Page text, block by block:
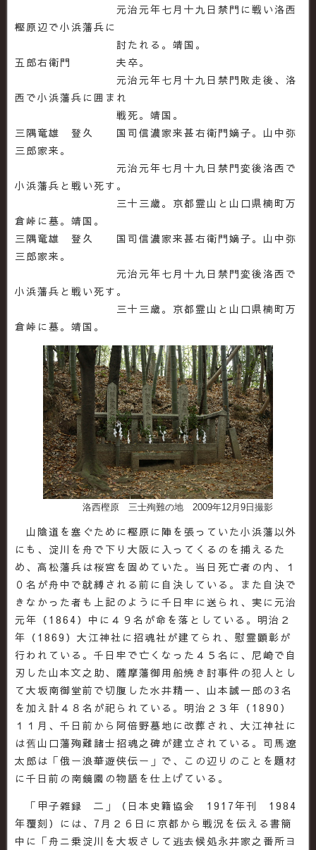
元治元年七月十九日禁門に戦い洛西
樫原辺で小浜藩兵に
討たれる。靖国。
五郎右衛門 夫卒。
元治元年七月十九日禁門敗走後、洛
西で小浜藩兵に囲まれ
戦死。靖国。
三隅竜雄 登久 国司信濃家来甚右衛門嫡子。山中弥
三郎家来。
元治元年七月十九日禁門変後洛西で
小浜藩兵と戦い死す。
三十三歳。京都霊山と山口県楠町万
倉峠に墓。靖国。
三隅竜雄 登久 国司信濃家来甚右衛門嫡子。山中弥
三郎家来。
元治元年七月十九日禁門変後洛西で
小浜藩兵と戦い死す。
三十三歳。京都霊山と山口県楠町万
倉峠に墓。靖国。
洛西樫原 三士殉難の地 2009年12月9日撮影
山陰道を塞ぐために樫原に陣を張っていた小浜藩以外
にも、淀川を舟で下り大阪に入ってくるのを捕えるた
め、高松藩兵は桜宮を固めていた。当日死亡者の内、１
０名が舟中で就縛される前に自決している。また自決で
きなかった者も上記のように千日牢に送られ、実に元治
元年（1864）中に４９名が命を落としている。明治２
年（1869）大江神社に招魂社が建てられ、慰霊顕彰が
行われている。千日牢で亡くなった４５名に、尼崎で自
刃した山本文之助、薩摩藩御用船焼き討事件の犯人とし
て大坂南御堂前で切腹した水井精一、山本誠一郎の3名
を加え計４８名が祀られている。明治２３年（1890）
１１月、千日前から阿倍野墓地に改葬され、大江神社に
は舊山口藩殉難諸士招魂之碑が建立されている。司馬遼
太郎は「俄ー浪華遊侠伝ー」で、この辺りのことを題材
に千日前の南鏡園の物語を仕上げている。
「甲子雑録 二」（日本史籍協会 1917年刊 1984
年覆刻）には、7月２６日に京都から戦況を伝える書簡
中に「舟ニ乗淀川を大坂さして逃去候処永井家之番所ヨ